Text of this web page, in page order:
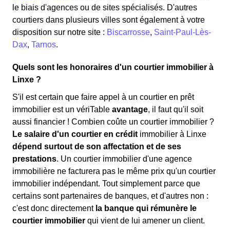
le biais d'agences ou de sites spécialisés. D'autres
courtiers dans plusieurs villes sont également à votre
disposition sur notre site : Biscarrosse, Saint-Paul-Lès-
Dax, Tarnos.
Quels sont les honoraires d'un courtier immobilier à
Linxe ?
S'il est certain que faire appel à un courtier en prêt
immobilier est un vériTable avantage, il faut qu'il soit
aussi financier ! Combien coûte un courtier immobilier ?
Le salaire d'un courtier en crédit immobilier à Linxe
dépend surtout de son affectation et de ses
prestations. Un courtier immobilier d'une agence
immobilière ne facturera pas le même prix qu'un courtier
immobilier indépendant. Tout simplement parce que
certains sont partenaires de banques, et d'autres non :
c'est donc directement la banque qui rémunère le
courtier immobilier qui vient de lui amener un client.